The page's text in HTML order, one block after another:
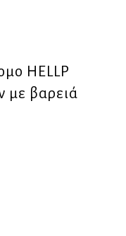
HELLP
με βαρειά